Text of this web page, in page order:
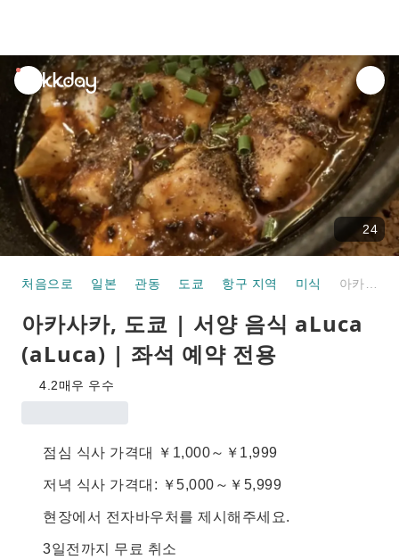
unread
notifications
24
처음으로 일본 관동 도쿄 항구 지역 미식
아카사카, 도쿄 | 서양 음식 aLuca
(aLuca) | 좌석 예약 전용
4.2매우 우수
점심 식사 가격대 ￥1,000～￥1,999
저녁 식사 가격대: ￥5,000～￥5,999
현장에서 전자바우처를 제시해주세요.
3일전까지 무료 취소